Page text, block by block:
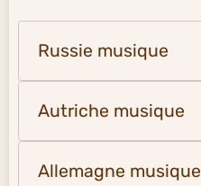
Russie musique
Autriche musique
Allemagne musique